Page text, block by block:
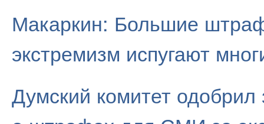
Макаркин: Большие
экстремизм испугают
Думский комитет одобрил